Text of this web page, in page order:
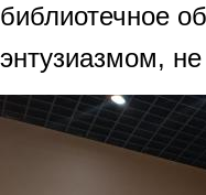
библиотечное
энтузиазмом,